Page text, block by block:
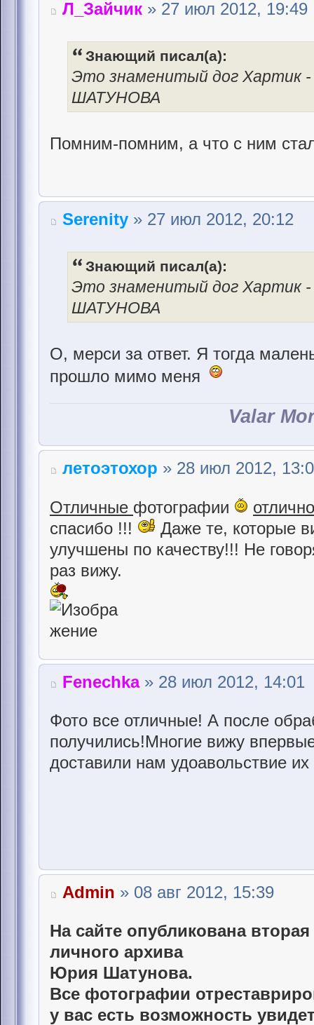
Л_Зайчик » 27 июл 2012, 19:49
Знающий писал(а):
Это знаменитый дог Хартик -
ШАТУНОВА
Помним-помним, а что с ним
Serenity » 27 июл 2012, 20:12
Знающий писал(а):
Это знаменитый дог Хартик -
ШАТУНОВА
О, мерси за ответ. Я тогда
прошло мимо меня
Valar
летоэтохор » 28 июл 2012,
Отличные фотографии
спасибо !!!
Даже те, которые
улучшены по качеству!!! Не
раз вижу.
Fenechka» 28 июл 2012, 14:01
Фото все отличные! А после
получились!Многие вижу
доставили нам удоавольствие их
Admin » 08 авг 2012, 15:39
На сайте опубликована
личного архива
Юрия Шатунова.
Все фотографии
у вас есть возможность